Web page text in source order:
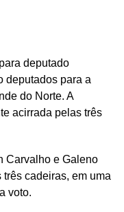
deputado
deputados para a
do Norte. A
acirrada pelas três
Carvalho e Galeno
cadeiras, em uma
voto.